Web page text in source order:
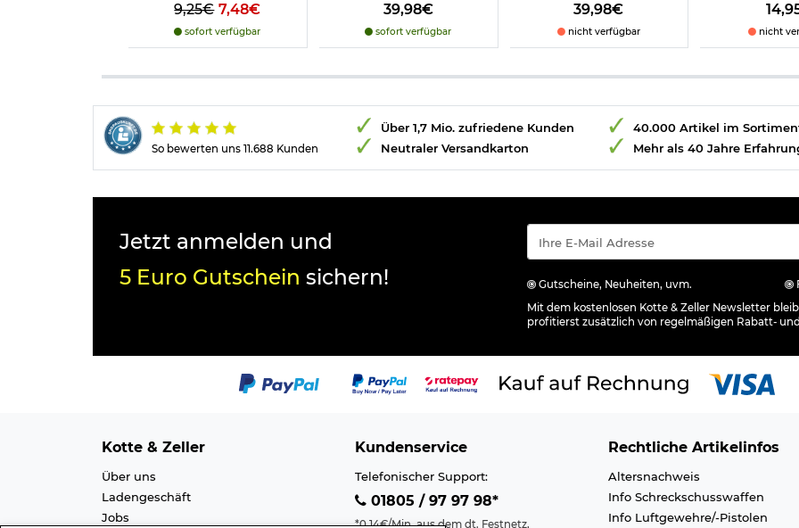
9,25€ 7,48€
sofort verfügbar
39,98€
sofort verfügbar
39,98€
nicht verfügbar nicht
So bewerten uns 11.688 Kunden
Über 1,7 Mio. zufriedene Kunden
Neutraler Versandkarton
40.000 Artikel im
Mehr als 40 Jahre
Jetzt anmelden und
5 Euro Gutschein sichern! Gutscheine, Neuheiten, uvm.
Mit dem kostenlosen Kotte & Zeller Newsletter
profitierst zusätzlich von regelmäßigen Rabatt-
Kotte & Zeller
Über uns
Ladengeschäft
Jobs
Kundenservice
Telefonischer Support:
01805 / 97 97 98*
*0,14€/Min. aus dem dt. Festnetz,
Rechtliche Artikelinfos
Altersnachweis
Info Schreckschusswaffen
Info Luftgewehre/-Pistolen